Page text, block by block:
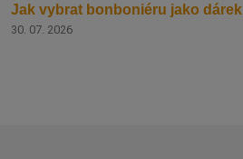
Jak vybrat bonboniéru jako dárek
30. 07. 2026